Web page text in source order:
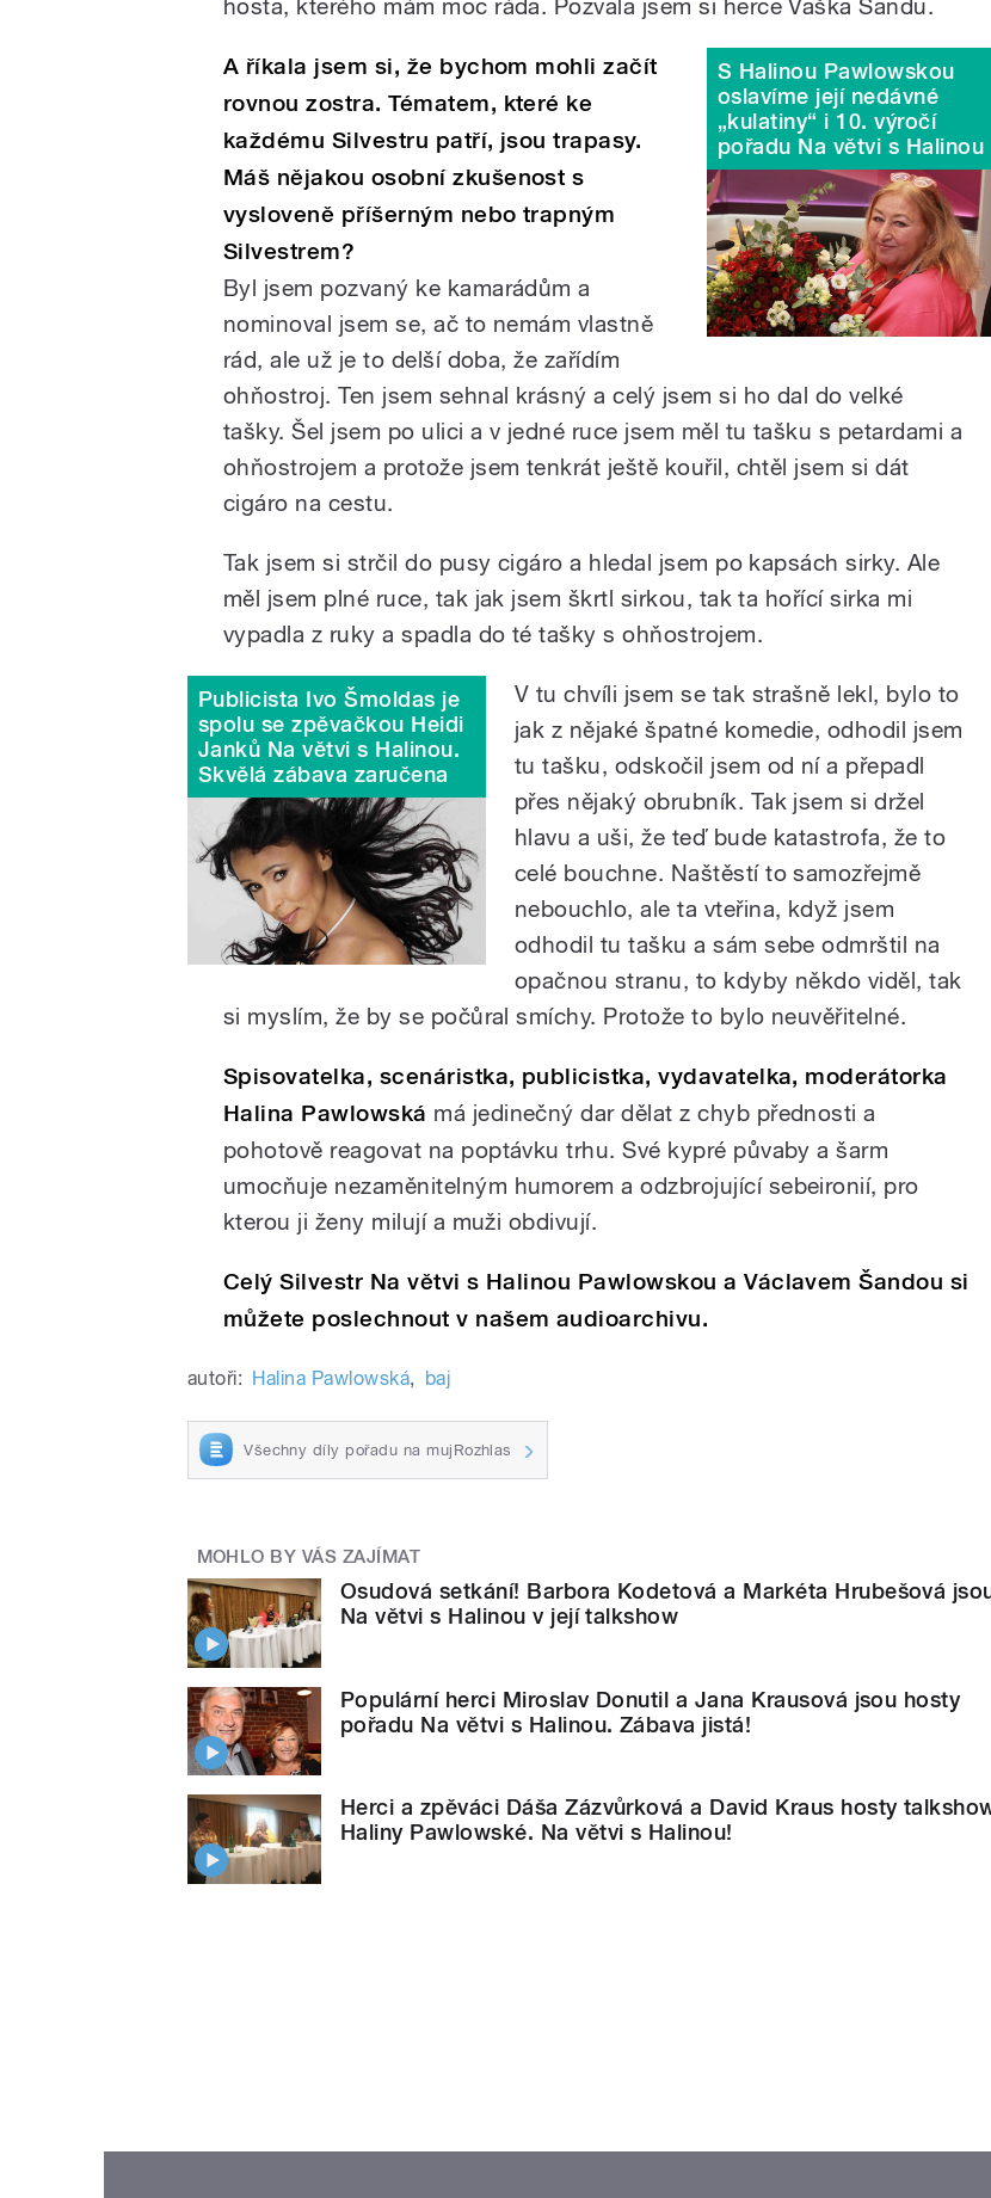
hosta, kterého mám moc ráda. Pozvala jsem si herce Vaška Šandu.
S Halinou Pawlowskou
oslavíme její nedávné
„kulatiny“ i 10. výročí
pořadu Na větvi s Halinou
A říkala jsem si, že bychom mohli začít
rovnou zostra. Tématem, které ke
každému Silvestru patří, jsou trapasy.
Máš nějakou osobní zkušenost s
vysloveně příšerným nebo trapným
Silvestrem?
Byl jsem pozvaný ke kamarádům a
nominoval jsem se, ač to nemám vlastně
rád, ale už je to delší doba, že zařídím
ohňostroj. Ten jsem sehnal krásný a celý jsem si ho dal do velké
tašky. Šel jsem po ulici a v jedné ruce jsem měl tu tašku s petardami a
ohňostrojem a protože jsem tenkrát ještě kouřil, chtěl jsem si dát
cigáro na cestu.
Tak jsem si strčil do pusy cigáro a hledal jsem po kapsách sirky. Ale
měl jsem plné ruce, tak jak jsem škrtl sirkou, tak ta hořící sirka mi
vypadla z ruky a spadla do té tašky s ohňostrojem.
Publicista Ivo Šmoldas je
spolu se zpěvačkou Heidi
Janků Na větvi s Halinou.
Skvělá zábava zaručena
V tu chvíli jsem se tak strašně lekl, bylo to
jak z nějaké špatné komedie, odhodil jsem
tu tašku, odskočil jsem od ní a přepadl
přes nějaký obrubník. Tak jsem si držel
hlavu a uši, že teď bude katastrofa, že to
celé bouchne. Naštěstí to samozřejmě
nebouchlo, ale ta vteřina, když jsem
odhodil tu tašku a sám sebe odmrštil na
opačnou stranu, to kdyby někdo viděl, tak
si myslím, že by se počůral smíchy. Protože to bylo neuvěřitelné.
Spisovatelka, scenáristka, publicistka, vydavatelka, moderátorka
Halina Pawlowská má jedinečný dar dělat z chyb přednosti a
pohotově reagovat na poptávku trhu. Své kypré půvaby a šarm
umocňuje nezaměnitelným humorem a odzbrojující sebeironií, pro
kterou ji ženy milují a muži obdivují.
Celý Silvestr Na větvi s Halinou Pawlowskou a Václavem Šandou si
můžete poslechnout v našem audioarchivu.
autoři: Halina Pawlowská, baj
Všechny díly pořadu na mujRozhlas
MOHLO BY VÁS ZAJÍMAT
Osudová setkání! Barbora Kodetová a Markéta Hrubešová
Na větvi s Halinou v její talkshow
Populární herci Miroslav Donutil a Jana Krausová jsou hosty
pořadu Na větvi s Halinou. Zábava jistá!
Herci a zpěváci Dáša Zázvůrková a David Kraus hosty
Haliny Pawlowské. Na větvi s Halinou!